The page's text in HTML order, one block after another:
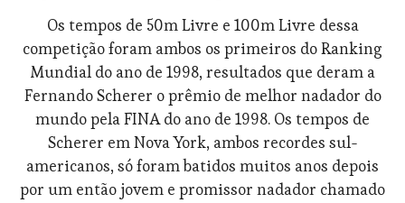
Os tempos de 50m Livre e 100m Livre dessa
competição foram ambos os primeiros do Ranking
Mundial do ano de 1998, resultados que deram a
Fernando Scherer o prêmio de melhor nadador do
mundo pela FINA do ano de 1998. Os tempos de
Scherer em Nova York, ambos recordes sul-
americanos, só foram batidos muitos anos depois
por um então jovem e promissor nadador chamado